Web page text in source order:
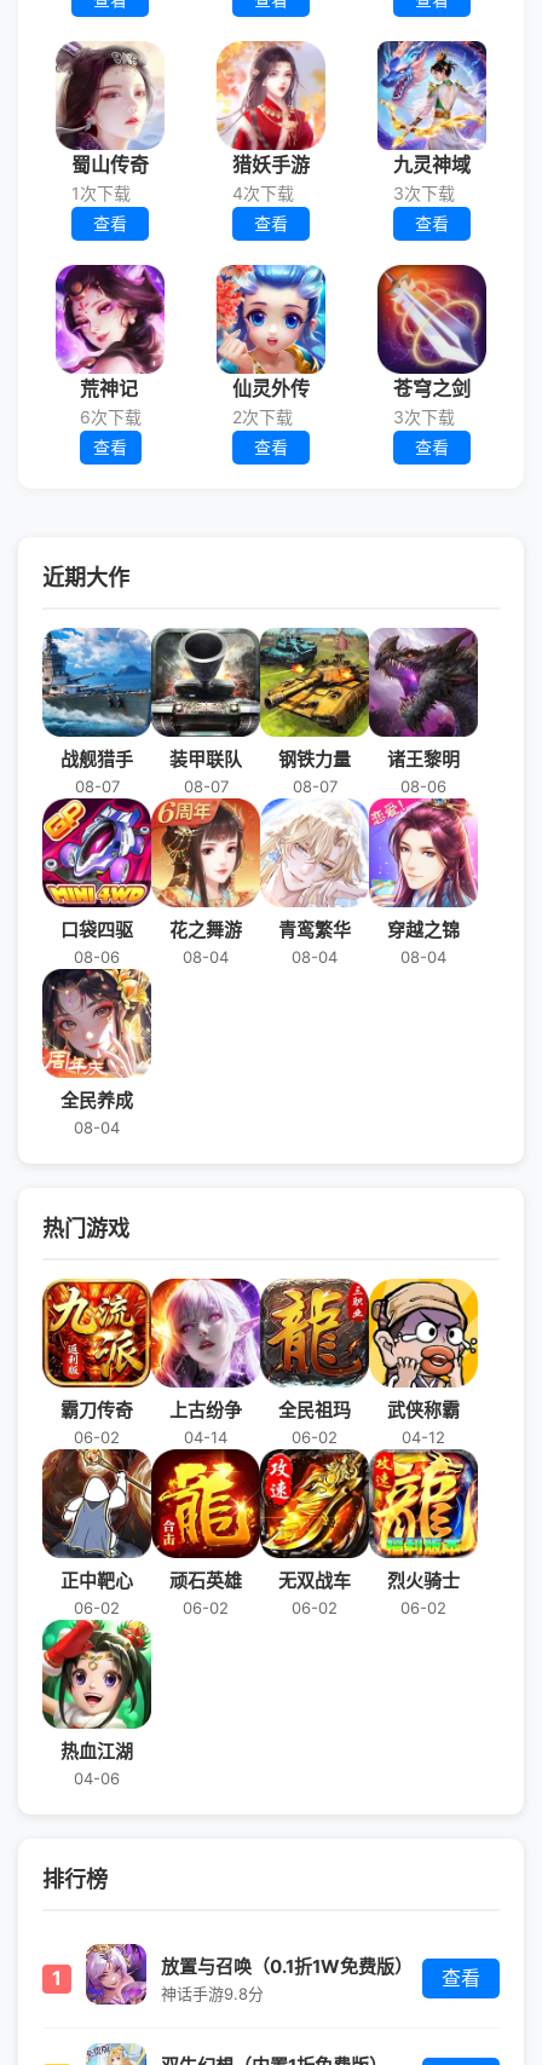
蜀山传奇
1次下载
查看
猎妖手游
4次下载
查看
九灵神域
3次下载
查看
荒神记
6次下载
查看
仙灵外传
2次下载
查看
苍穹之剑
3次下载
查看
近期大作
战舰猎手
08-07
装甲联队
08-07
钢铁力量
08-07
诸王黎明
08-06
口袋四驱
08-06
花之舞游
08-04
青鸾繁华
08-04
穿越之锦
08-04
全民养成
08-04
热门游戏
霸刀传奇
06-02
上古纷争
04-14
全民祖玛
06-02
武侠称霸
04-12
正中靶心
06-02
顽石英雄
06-02
无双战车
06-02
烈火骑士
06-02
热血江湖
04-06
排行榜
1 放置与召唤（0.1折1W免费版）
神话手游9.8分
查看